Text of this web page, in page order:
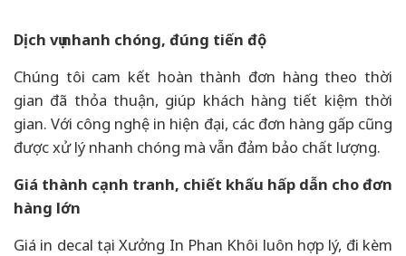
Dịch vụ nhanh chóng, đúng tiến độ
Chúng tôi cam kết hoàn thành đơn hàng theo thời
gian đã thỏa thuận, giúp khách hàng tiết kiệm thời
gian. Với công nghệ in hiện đại, các đơn hàng gấp cũng
được xử lý nhanh chóng mà vẫn đảm bảo chất lượng.
Giá thành cạnh tranh, chiết khấu hấp dẫn cho đơn
hàng lớn
Giá in decal tại Xưởng In Phan Khôi luôn hợp lý, đi kèm